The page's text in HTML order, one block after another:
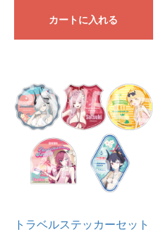
カートに入れる
トラベルステッカーセット